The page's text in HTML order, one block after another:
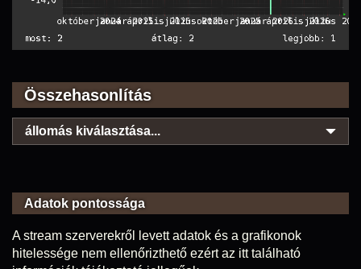
Összehasonlítás
állomás kiválasztása...
Adatok pontossága
A stream szerverekről levett adatok és a grafikonok
hitelessége nem ellenőrizthető ezért az itt található